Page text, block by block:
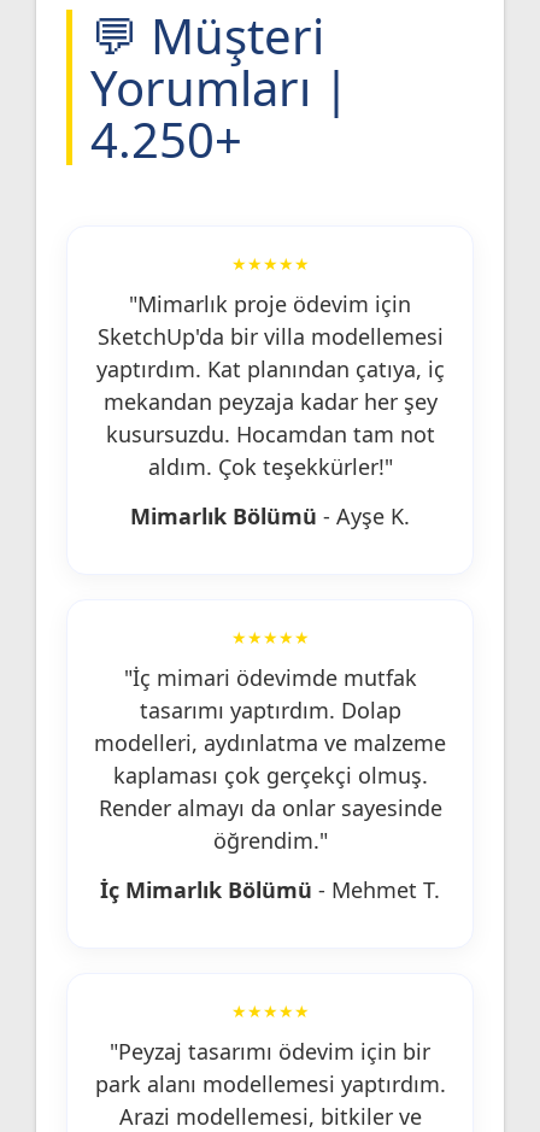
💬 Müşteri
Yorumları |
4.250+
★★★★★
"Mimarlık proje ödevim için
SketchUp'da bir villa modellemesi
yaptırdım. Kat planından çatıya, iç
mekandan peyzaja kadar her şey
kusursuzdu. Hocamdan tam not
aldım. Çok teşekkürler!"
Mimarlık Bölümü - Ayşe K.
★★★★★
"İç mimari ödevimde mutfak
tasarımı yaptırdım. Dolap
modelleri, aydınlatma ve malzeme
kaplaması çok gerçekçi olmuş.
Render almayı da onlar sayesinde
öğrendim."
İç Mimarlık Bölümü - Mehmet T.
★★★★★
"Peyzaj tasarımı ödevim için bir
park alanı modellemesi yaptırdım.
Arazi modellemesi, bitkiler ve